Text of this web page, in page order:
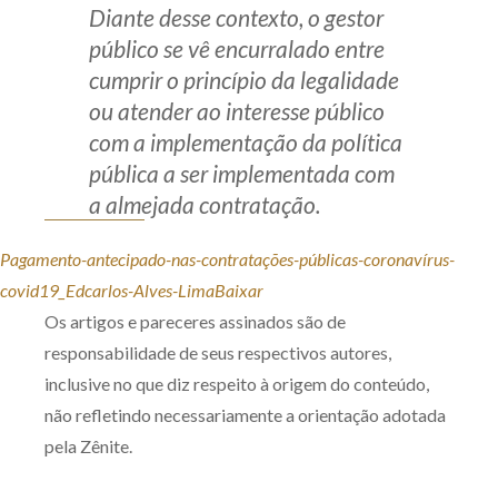
Diante desse contexto, o gestor
público se vê encurralado entre
cumprir o princípio da legalidade
ou atender ao interesse público
com a implementação da política
pública a ser implementada com
a almejada contratação.
Pagamento-antecipado-nas-contratações-públicas-coronavírus-
covid19_Edcarlos-Alves-LimaBaixar
Os artigos e pareceres assinados são de
responsabilidade de seus respectivos autores,
inclusive no que diz respeito à origem do conteúdo,
não refletindo necessariamente a orientação adotada
pela Zênite.